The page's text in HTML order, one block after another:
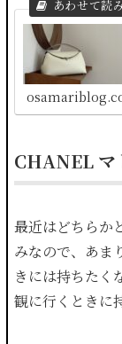
CHANEL マ
最近はどちらか
みなので、あま
きには持ちたく
観に行くときに